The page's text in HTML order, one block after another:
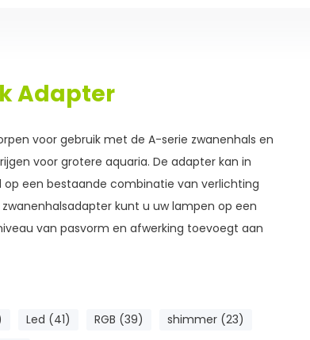
Adapter
voor gebruik met de A-serie zwanenhals en
voor grotere aquaria. De adapter kan in
een bestaande combinatie van verlichting
kunt u uw lampen op een
van pasvorm en afwerking toevoegt aan
Led (41) RGB (39)
shimmer (23)